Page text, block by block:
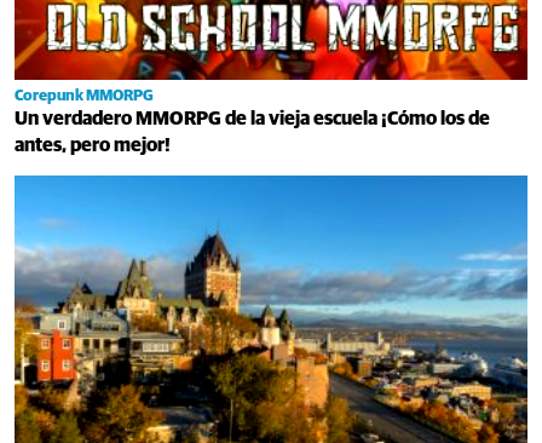
Corepunk MMORPG
Un verdadero MMORPG de la vieja escuela ¡Cómo los de
antes, pero mejor!